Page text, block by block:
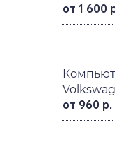
от 1 600
от 960 р.